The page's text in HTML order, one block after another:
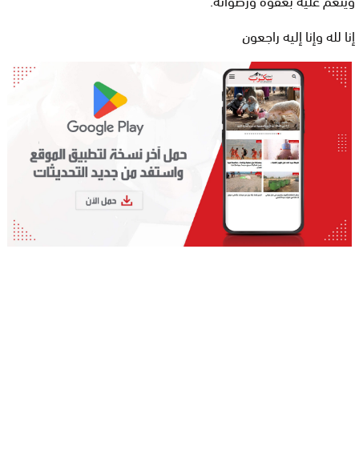
إنا لله وإنا إليه راجعون